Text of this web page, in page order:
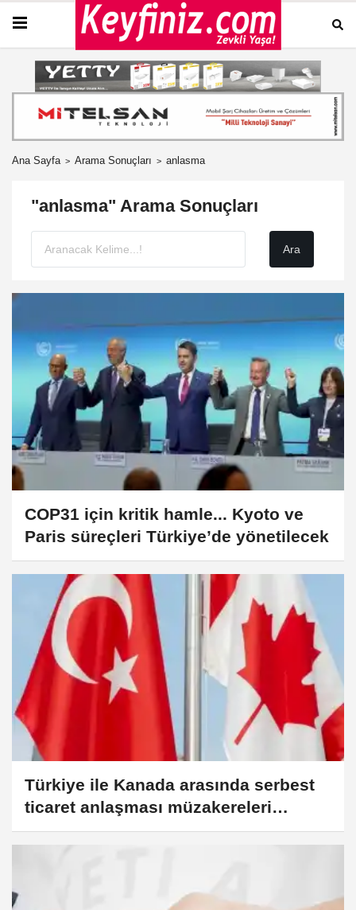
Ana Sayfa Arama Sonuçları anlasma
"anlasma" Arama Sonuçları
COP31 için kritik hamle... Kyoto ve
Paris süreçleri Türkiye’de yönetilecek
Türkiye ile Kanada arasında serbest
ticaret anlaşması müzakereleri
başlıyor